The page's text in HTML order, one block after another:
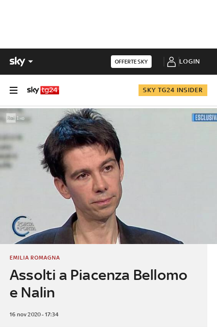
OFFERTE SKY LOGIN
SKY TG24 INSIDER
Assolti a Piacenza Bellomo
e Nalin
EMILIA ROMAGNA
16 nov 2020 - 17:34